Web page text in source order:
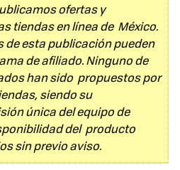
ofertas y
tiendas en línea de México.
de esta publicación pueden
de afiliado. Ninguno de
han sido propuestos por
siendo su
única del equipo de
del producto
sin previo aviso.